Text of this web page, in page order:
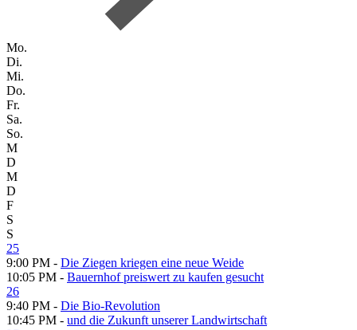
Mo.
Di.
Mi.
Do.
Fr.
Sa.
So.
M
D
M
D
F
S
S
25
9:00 PM - Die Ziegen kriegen eine neue Weide
10:05 PM - Bauernhof preiswert zu kaufen gesucht
26
9:40 PM - Die Bio-Revolution
10:45 PM - und die Zukunft unserer Landwirtschaft